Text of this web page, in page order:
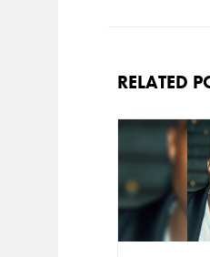
RELATED